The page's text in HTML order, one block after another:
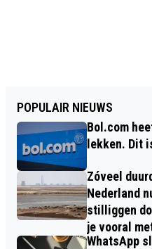
POPULAIR NIEUWS
Bol.com
lekken. Dit
Zóveel
Nederland
stilliggen
je vooral
WhatsApp